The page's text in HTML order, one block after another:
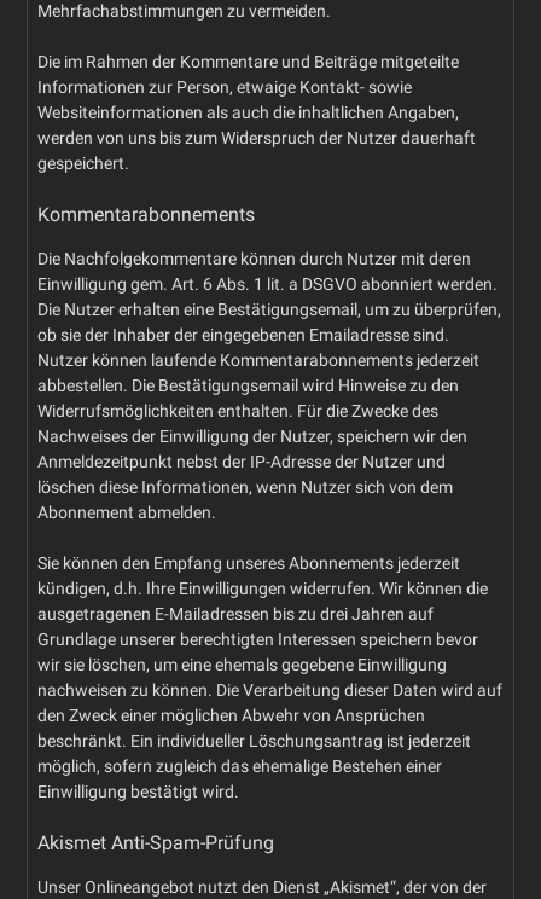
Mehrfachabstimmungen zu vermeiden.
Die im Rahmen der Kommentare und Beiträge mitgeteilte
Informationen zur Person, etwaige Kontakt- sowie
Websiteinformationen als auch die inhaltlichen Angaben,
werden von uns bis zum Widerspruch der Nutzer dauerhaft
gespeichert.
Kommentarabonnements
Die Nachfolgekommentare können durch Nutzer mit deren
Einwilligung gem. Art. 6 Abs. 1 lit. a DSGVO abonniert werden.
Die Nutzer erhalten eine Bestätigungsemail, um zu überprüfen,
ob sie der Inhaber der eingegebenen Emailadresse sind.
Nutzer können laufende Kommentarabonnements jederzeit
abbestellen. Die Bestätigungsemail wird Hinweise zu den
Widerrufsmöglichkeiten enthalten. Für die Zwecke des
Nachweises der Einwilligung der Nutzer, speichern wir den
Anmeldezeitpunkt nebst der IP-Adresse der Nutzer und
löschen diese Informationen, wenn Nutzer sich von dem
Abonnement abmelden.
Sie können den Empfang unseres Abonnements jederzeit
kündigen, d.h. Ihre Einwilligungen widerrufen. Wir können die
ausgetragenen E-Mailadressen bis zu drei Jahren auf
Grundlage unserer berechtigten Interessen speichern bevor
wir sie löschen, um eine ehemals gegebene Einwilligung
nachweisen zu können. Die Verarbeitung dieser Daten wird auf
den Zweck einer möglichen Abwehr von Ansprüchen
beschränkt. Ein individueller Löschungsantrag ist jederzeit
möglich, sofern zugleich das ehemalige Bestehen einer
Einwilligung bestätigt wird.
Akismet Anti-Spam-Prüfung
Unser Onlineangebot nutzt den Dienst „Akismet“, der von der